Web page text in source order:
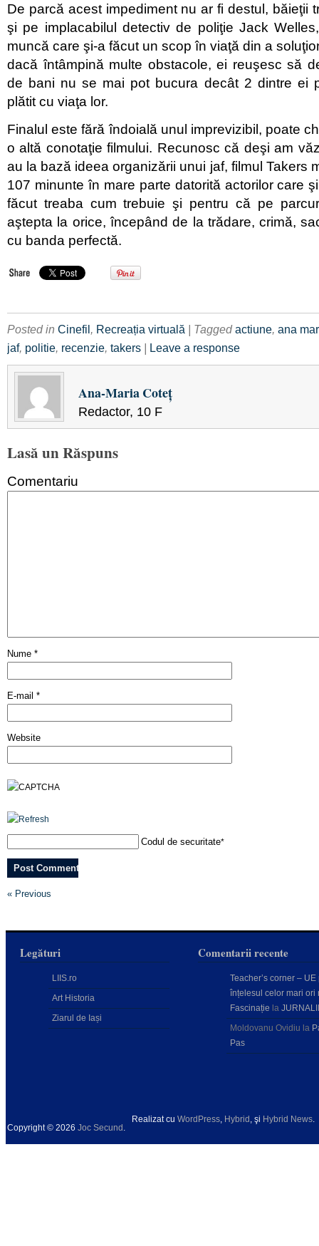
De parcă acest impediment nu ar fi destul, băieţii
şi pe implacabilul detectiv de poliţie Jack
muncă care şi-a făcut un scop în viaţă din a
dacă întâmpină multe obstacole, ei reuşesc să
de bani nu se mai pot bucura decât 2 dintre ei
plătit cu viaţa lor.
Finalul este fără îndoială unul imprevizibil, poate
o altă conotaţie filmului. Recunosc că deşi am
au la bază ideea organizării unui jaf, filmul Takers
107 minunte în mare parte datorită actorilor care
făcut treaba cum trebuie şi pentru că pe
aştepta la orice, începând de la trădare, crimă,
cu banda perfectă.
Posted in Cinefil, Recreația virtuală | Taggedactiune, ana
jaf, politie, recenzie, takers | Leave a response
Ana-Maria Coteţ
Redactor, 10 F
Lasă un Răspuns
Comentariu
Nume *
E-mail *
Website
Codul de securitate*
« Previous
Legături
LIIS.ro
Art Historia
Ziarul de Iași
Comentarii recente
Teacher’s corner – UE
înțelesul celor mari ori
Fascinație la
Moldovanu Ovidiu la
Pas
Copyright © 2026 Joc Secund .
Realizat cu WordPress, Hybrid , şi Hybrid News.